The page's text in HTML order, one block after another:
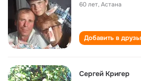
60 лет,Астана
Добавить в
Сергей Кригер